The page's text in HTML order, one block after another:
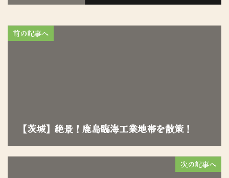
前の記事へ
【茨城】絶景！鹿島臨海工業地帯を散策！
次の記事へ